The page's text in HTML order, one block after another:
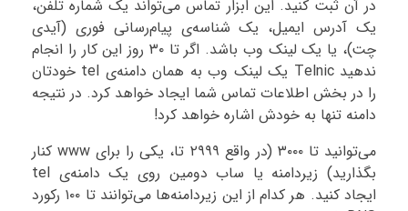
در آن ثبت کنید. این ابزار تماس می‌تواند یک شماره تلفن،
یک آدرس ایمیل، یک شناسه‌ی پیام‌رسانی فوری (آیدی
چت)، یا یک لینک وب باشد. اگر تا ۳۰ روز این کار را انجام
ندهید Telnic یک لینک وب به همان دامنه‌ی tel خودتان
را در بخش اطلاعات تماس شما ایجاد خواهد کرد. در نتیجه
دامنه تنها به خودش اشاره خواهد کرد!
می‌توانید تا ۳۰۰۰ (در واقع ۲۹۹۹ تا، یکی را برای www کنار
بگذارید) زیردامنه یا ساب دومین روی یک دامنه‌ی tel
ایجاد کنید. هر کدام از این زیردامنه‌ها می‌توانند تا ۱۰۰ رکورد